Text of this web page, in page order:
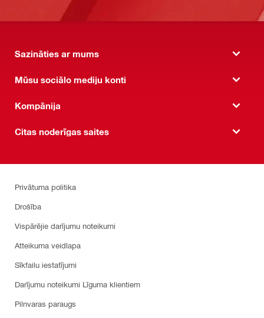
Sazināties ar mums
Mūsu sociālo mediju konti
Kompānija
Citas noderīgas saites
Privātuma politika
Drošība
Vispārējie darījumu noteikumi
Atteikuma veidlapa
Sīkfailu iestatījumi
Darījumu noteikumi Līguma klientiem
Pilnvaras paraugs